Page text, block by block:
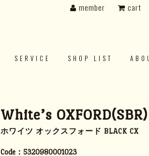
SERVICE SHOP LIST
member cart
White’s OXFORD(SBR)
ホワイツ オックスフォード BLACK CX
Code： 5320980001023